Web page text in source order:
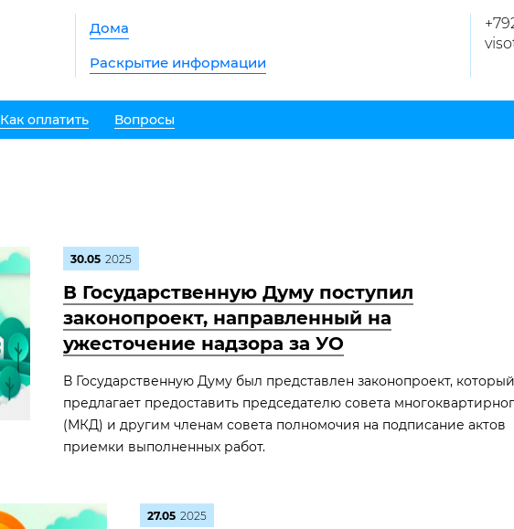
Дома
Раскрытие информации
Как оплатить Вопросы
30.05 2025
В Государственную Думу поступил
законопроект, направленный на
ужесточение надзора за УО
В Государственную Думу был представлен законопроект, который
предлагает предоставить председателю совета
(МКД) и другим членам совета полномочия на подписание актов
приемки выполненных работ.
27.05 2025